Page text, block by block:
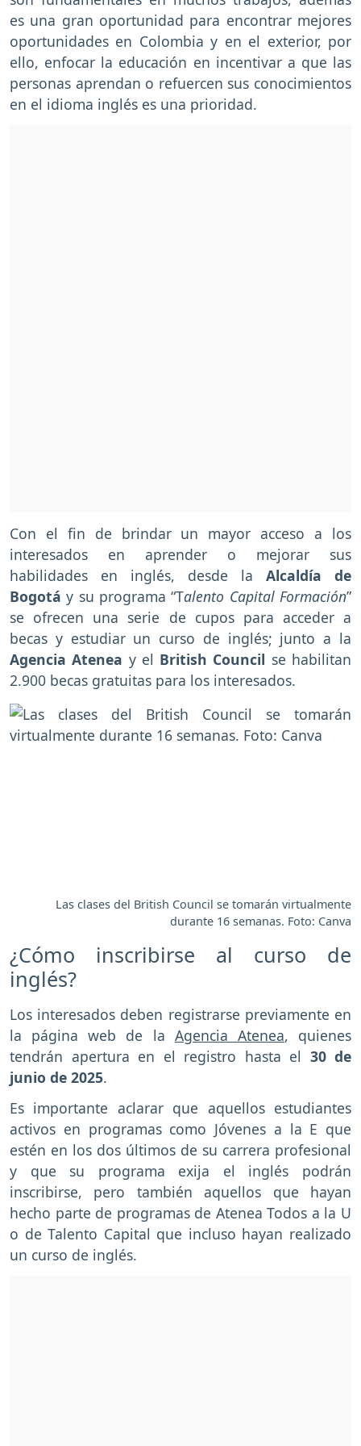
es una gran oportunidad para encontrar mejores
oportunidades en Colombia y en el exterior, por
ello, enfocar la educación en incentivar a que las
personas aprendan o refuercen sus conocimientos
en el idioma inglés es una prioridad.
Con el fin de brindar un mayor acceso a los
interesados en aprender o mejorar sus
habilidades en inglés, desde la Alcaldía de
Bogotá y su programa “Talento Capital Formación”
se ofrecen una serie de cupos para acceder a
becas y estudiar un curso de inglés; junto a la
Agencia Atenea y el British Council se habilitan
2.900 becas gratuitas para los interesados.
Las clases del British Council se tomarán virtualmente
durante 16 semanas. Foto: Canva
¿Cómo inscribirse al curso de
inglés?
Los interesados deben registrarse previamente en
la página web de la Agencia Atenea, quienes
tendrán apertura en el registro hasta el 30 de
junio de 2025.
Es importante aclarar que aquellos estudiantes
activos en programas como Jóvenes a la E que
estén en los dos últimos de su carrera profesional
y que su programa exija el inglés podrán
inscribirse, pero también aquellos que hayan
hecho parte de programas de Atenea Todos a la U
o de Talento Capital que incluso hayan realizado
un curso de inglés.